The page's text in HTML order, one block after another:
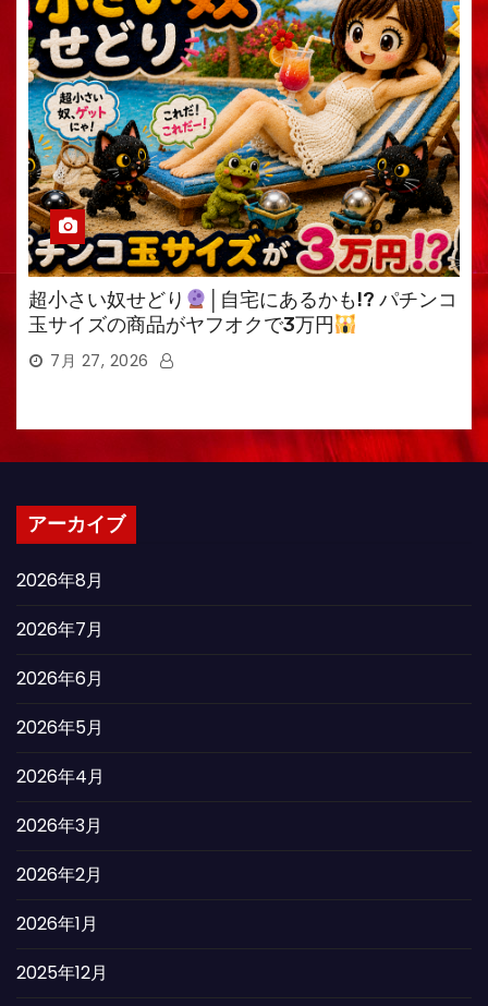
超小さい奴せどり
│自宅にあるかも!? パチンコ
玉サイズの商品がヤフオクで3万円
7月 27, 2026
アーカイブ
2026年8月
2026年7月
2026年6月
2026年5月
2026年4月
2026年3月
2026年2月
2026年1月
2025年12月